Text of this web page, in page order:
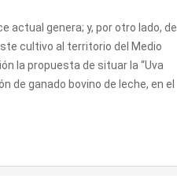
actual genera; y, por otro lado, de
cultivo al territorio del Medio
la propuesta de situar la “Uva
de ganado bovino de leche, en el